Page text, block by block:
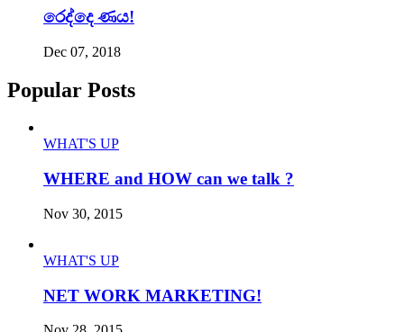
රෙද්දෙ ණය!
Dec 07, 2018
Popular Posts
WHAT'S UP
WHERE and HOW can we talk ?
Nov 30, 2015
WHAT'S UP
NET WORK MARKETING!